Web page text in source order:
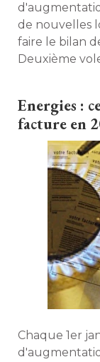
de nouvelles
faire le bilan
Deuxième
Energies :
facture en
Chaque 1er